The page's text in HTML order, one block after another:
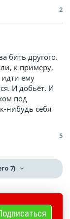
2
бить другого.
к примеру,
ему
И добьёт. И
под
нибудь себя
5
7)